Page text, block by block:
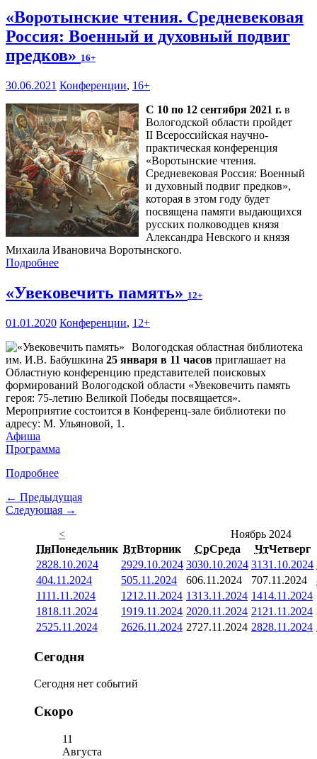
«Воротынские чтения. Средневековая
Россия: Военный и духовный подвиг
предков» 16+
30.06.2021 Конференции, 16+
С 10 по 12 сентября 2021 г. в
Вологодской области пройдет
II Всероссийская научно-
практическая конференция
«Воротынские чтения.
Средневековая Россия: Военный
и духовный подвиг предков»,
которая в этом году будет
посвящена памяти выдающихся
русских полководцев князя
Александра Невского и князя
Михаила Ивановича Воротынского.
Подробнее
«Увековечить память» 12+
01.01.2020 Конференции, 12+
Вологодская областная библиотека
им. И.В. Бабушкина 25 января в 11 часов приглашает на
Областную конференцию представителей поисковых
формирований Вологодской области «Увековечить память
героя: 75-летию Великой Победы посвящается».
Мероприятие состоится в Конференц-зале библиотеки по
адресу: М. Ульяновой, 1.
Афиша
Программа
Подробнее
← Предыдущая
Следующая →
<
Ноябрь 2024
ПнПонедельник ВтВторник СрСреда ЧтЧетверг
2828.10.2024 2929.10.2024 3030.10.2024 3131.10.2024
404.11.2024 505.11.2024 606.11.2024 707.11.2024
1111.11.2024 1212.11.2024 1313.11.2024 1414.11.2024
1818.11.2024 1919.11.2024 2020.11.2024 21 21.11.2024
2525.11.2024 2626.11.2024 2727.11.2024 2828.11.2024
Сегодня
Сегодня нет событий
Скоро
11
Августа